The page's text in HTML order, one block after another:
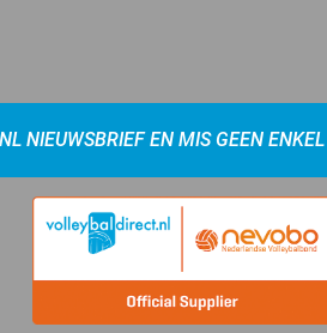
NIEUWSBRIEF EN MIS GEEN